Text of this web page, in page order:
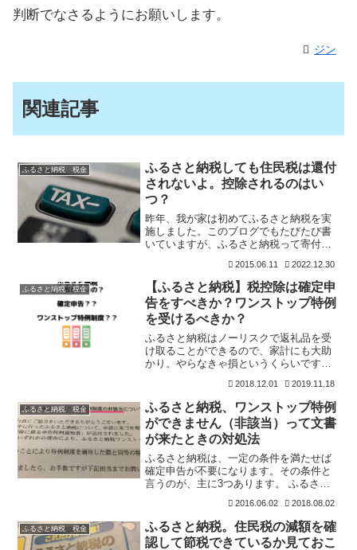
判断でなさるようにお願いします。
ジン
関連記事
ふるさと納税 税金
ふるさと納税しても住民税は還付
されないよ。控除されるのはい
つ？
昨年、我が家は初めてふるさと納税を実
施しました。このブログでもたびたび書
いていますが、ふるさと納税って寄付す
ーツ、旅行券や家電（電化製品）など特
産品がもらえるのでお得な制度です。と
ころで、ふるさと納税をし
2015.06.11 2022.12.30
ふるさと納税 税金
【ふるさと納税】税控除は確定申
告をすべきか？ワンストップ特例
を受けるべきか？
ふるさと納税はノーリスクで返礼品を受
け取ることができるので、家計にも大助
かり。やらなきゃ損というくらいです
て課税所得者の5％くらいしかいないよう
です。もったいない。ふるさと納税は、
ネーミングはややこしいで
2018.12.01 2019.11.18
ふるさと納税 税金
ふるさと納税、ワンストップ特例
ができません（非該当）って文書
が来たときの対処法
ふるさと納税は、一定の条件を満たせば
確定申告が不要になります。その条件と
言うのが、主に3つあります。 ふるさと
まで） 確定申告をする必要がない 寄附金
税額控除に係る申告特例申請書をふるさ
と納税先に提出す
2016.06.02 2018.08.02
ふるさと納税 税金
ふるさと納税。住民税の減額を確
認して節税できているか見ておこ